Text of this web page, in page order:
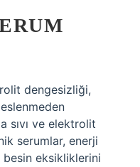
dengesizliği,
sıvı ve elektrolit
serumlar, enerji
eksikliklerini